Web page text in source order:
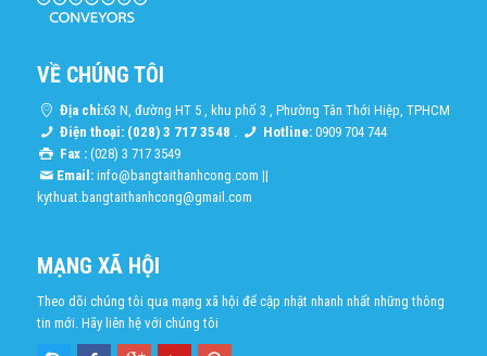
VỀ CHÚNG TÔI
Địa chỉ:63 N, đường HT 5 , khu phố 3 , Phường Tân Thới Hiệp, TPHCM
Điện thoại: (028) 3 717 3548 . Hotline: 0909 704 744
Fax :(028) 3 717 3549
Email: info@bangtaithanhcong.com ||
kythuat.bangtaithanhcong@gmail.com
MẠNG XÃ HỘI
Theo dõi chúng tôi qua mạng xã hội để cập nhật nhanh nhất những thông
tin mới. Hãy liên hệ với chúng tôi